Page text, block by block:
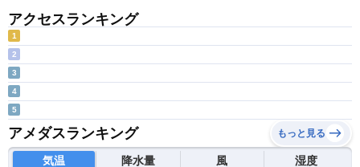
アクセスランキング
1
2
3
4
5
アメダスランキング もっと見る
気温 降水量 風 湿度